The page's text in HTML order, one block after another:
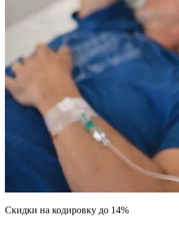
Скидки на кодировку до 14%